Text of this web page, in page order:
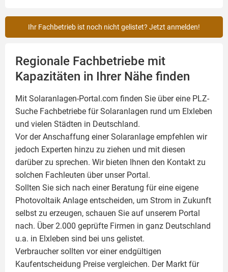
Ihr Fachbetrieb ist noch nicht gelistet? Jetzt anmelden!
Regionale Fachbetriebe mit
Kapazitäten in Ihrer Nähe finden
Mit Solaranlagen-Portal.com finden Sie über eine PLZ-
Suche Fachbetriebe fürSolaranlagen rund um Elxleben
und vielen Städten in Deutschland.
Vor der Anschaffung einer Solaranlage empfehlen wir
jedoch Experten hinzu zu ziehen und mit diesen
darüber zu sprechen. Wir bieten Ihnen den Kontakt zu
solchen Fachleuten über unser Portal.
Sollten Sie sich nach einer Beratung für eine eigene
Photovoltaik Anlage entscheiden, um Strom in Zukunft
selbst zu erzeugen, schauen Sie auf unserem Portal
nach. Über 2.000 geprüfte Firmen in ganz Deutschland
u.a. in Elxleben sind bei uns gelistet.
Verbraucher sollten vor einer endgültigen
Kaufentscheidung Preise vergleichen. Der Markt für